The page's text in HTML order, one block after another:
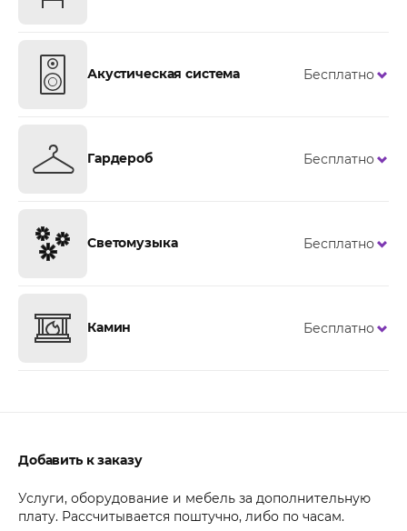
Акустическая система Бесплатно
Гардероб Бесплатно
Светомузыка Бесплатно
Камин Бесплатно
Добавить к заказу
Услуги, оборудование и мебель за дополнительную
плату. Рассчитывается поштучно, либо по часам.